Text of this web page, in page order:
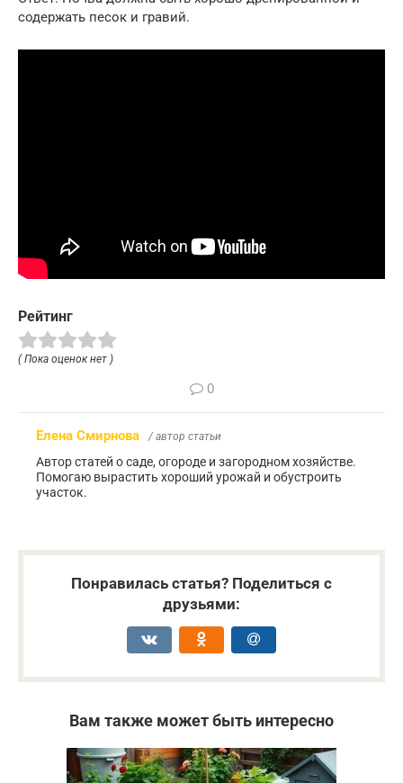
содержать песок и гравий.
Рейтинг
( Пока оценок нет )
0
Елена Смирнова / автор статьи
Автор статей о саде, огороде и загородном хозяйстве.
Помогаю вырастить хороший урожай и обустроить
участок.
Понравилась статья? Поделиться с
друзьями:
Вам также может быть интересно